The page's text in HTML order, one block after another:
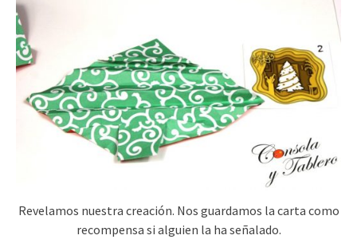
Revelamos nuestra creación. Nos guardamos la carta como
recompensa si alguien la ha señalado.